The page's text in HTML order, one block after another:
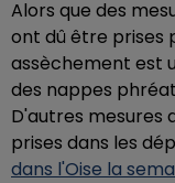
Alors que des
ont dû être prises
assèchement est
des nappes
D'autres
prises dans les
dans l'Oise la